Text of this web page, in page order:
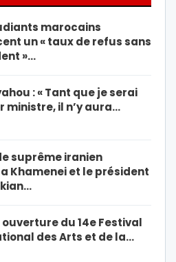
marocains
un « taux de refus sans
»…
: « Tant que je serai
ministre, il n’y aura…
suprême iranien
Khamenei et le président
ouverture du 14e Festival
des Arts et de la…